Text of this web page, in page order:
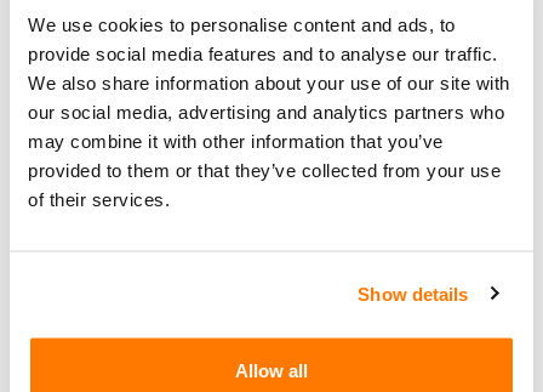
We use cookies to personalise content and ads, to
provide social media features and to analyse our traffic.
We also share information about your use of our site with
our social media, advertising and analytics partners who
may combine it with other information that you’ve
provided to them or that they’ve collected from your use
of their services.
Show details
Allow all
(2078)
2019 gründete der Künstliche-Intelligenz-Star Sam
Altman gemeinsam mit dem Harvard-Abgänger
Max Novendstern und dem deutschen Physiker
Alexander Blania das Start-up «Tools for
Humanity». Ziel: Schaffung der global anerkannten
«Worldcoin (WLD)», die für alle Menschen
zugänglich ist. Heute läuft das Projekt unter dem
Namen «World Network», hat bislang insgesamt